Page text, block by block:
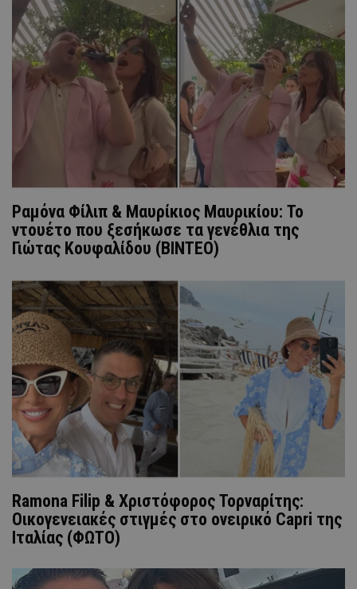
Ραμόνα Φίλιπ & Μαυρίκιος Μαυρικίου: Το
ντουέτο που ξεσήκωσε τα γενέθλια της
Γιώτας Κουφαλίδου (ΒΙΝΤΕΟ)
Ramona Filip & Χριστόφορος Τορναρίτης:
Οικογενειακές στιγμές στο ονειρικό Capri της
Ιταλίας (ΦΩΤΟ)